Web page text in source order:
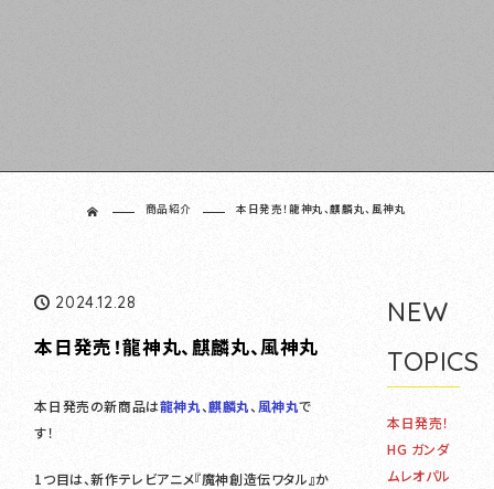
ホーム 商品紹介 本日発売！龍神丸、麒麟丸、風神丸
2024.12.28
本日発売！龍神丸、麒麟丸、風神丸
本日発売の新商品は龍神丸、麒麟丸、 風神丸で
す！
1つ目は、新作テレビアニメ『魔神創造伝ワタル』か
NEW
TOPICS
本日発売！
HG ガンダ
ムレオパル